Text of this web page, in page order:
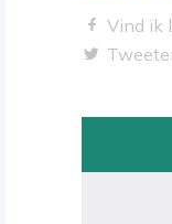
Vind ik